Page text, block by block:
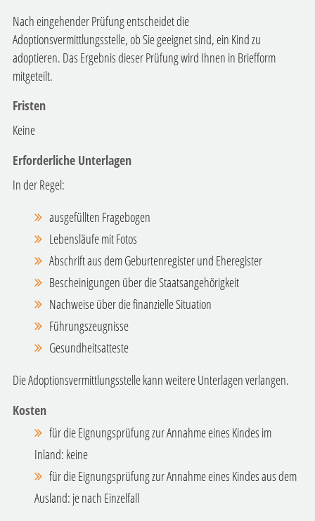
Nach eingehender Prüfung entscheidet die
Adoptionsvermittlungsstelle, ob Sie geeignet sind, ein Kind zu
adoptieren. Das Ergebnis dieser Prüfung wird Ihnen in Briefform
mitgeteilt.
Fristen
Keine
Erforderliche Unterlagen
In der Regel:
ausgefüllten Fragebogen
Lebensläufe mit Fotos
Abschrift aus dem Geburtenregister und Eheregister
Bescheinigungen über die Staatsangehörigkeit
Nachweise über die finanzielle Situation
Führungszeugnisse
Gesundheitsatteste
Die Adoptionsvermittlungsstelle kann weitere Unterlagen verlangen.
Kosten
für die Eignungsprüfung zur Annahme eines Kindes im
Inland: keine
für die Eignungsprüfung zur Annahme eines Kindes aus dem
Ausland: je nach Einzelfall